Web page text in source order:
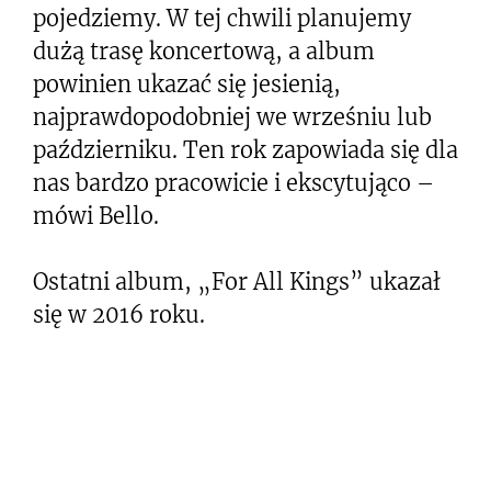
pojedziemy. W tej chwili planujemy
dużą trasę koncertową, a album
powinien ukazać się jesienią,
najprawdopodobniej we wrześniu lub
październiku. Ten rok zapowiada się dla
nas bardzo pracowicie i ekscytująco –
mówi Bello.
Ostatni album, „For All Kings” ukazał
się w 2016 roku.